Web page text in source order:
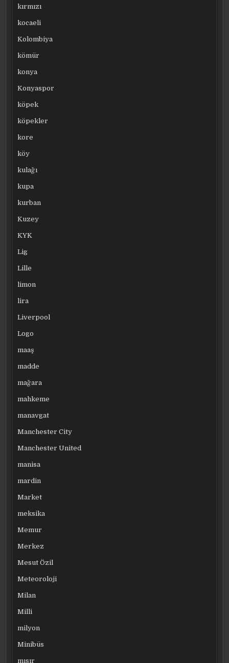
kırmızı
kocaeli
Kolombiya
kömür
konya
Konyaspor
köpek
köpekler
kore
köy
kulağı
kupa
kurban
Kuzey
KYK
Lig
Lille
limon
lira
Liverpool
Logo
maaş
madde
mağara
mahkeme
manavgat
Manchester City
Manchester United
manisa
mardin
Market
meksika
Memur
Merkez
Mesut Özil
Meteoroloji
Milan
Milli
milyon
Minibüs
mısır